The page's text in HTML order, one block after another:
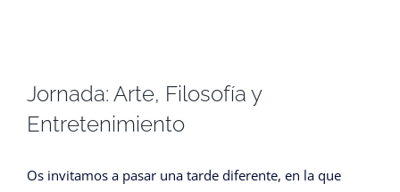
Jornada: Arte, Filosofía y
Entretenimiento
Os invitamos a pasar una tarde diferente, en la que